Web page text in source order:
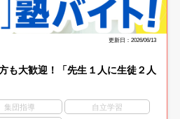
更新日：2026/06/13
も大歓迎！「先生１人に生徒２人
集団指導 自立学習